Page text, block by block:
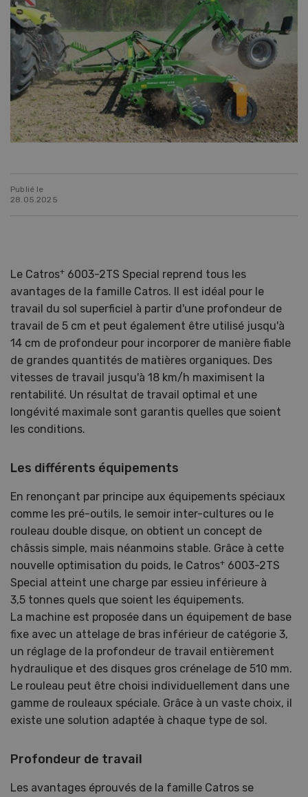
Publié le
28.05.2025
Le Catros+ 6003-2TS Special reprend tous les
avantages de la famille Catros. Il est idéal pour le
travail du sol superficiel à partir d'une profondeur de
travail de 5 cm et peut également être utilisé jusqu'à
14 cm de profondeur pour incorporer de manière fiable
de grandes quantités de matières organiques. Des
vitesses de travail jusqu'à 18 km/h maximisent la
rentabilité. Un résultat de travail optimal et une
longévité maximale sont garantis quelles que soient
les conditions.
Les différents équipements
En renonçant par principe aux équipements spéciaux
comme les pré-outils, le semoir inter-cultures ou le
rouleau double disque, on obtient un concept de
châssis simple, mais néanmoins stable. Grâce à cette
nouvelle optimisation du poids, le Catros+ 6003-2TS
Special atteint une charge par essieu inférieure à
3,5 tonnes quels que soient les équipements.
La machine est proposée dans un équipement de base
fixe avec un attelage de bras inférieur de catégorie 3,
un réglage de la profondeur de travail entièrement
hydraulique et des disques gros crénelage de 510 mm.
Le rouleau peut être choisi individuellement dans une
gamme de rouleaux spéciale. Grâce à un vaste choix, il
existe une solution adaptée à chaque type de sol.
Profondeur de travail
Les avantages éprouvés de la famille Catros se